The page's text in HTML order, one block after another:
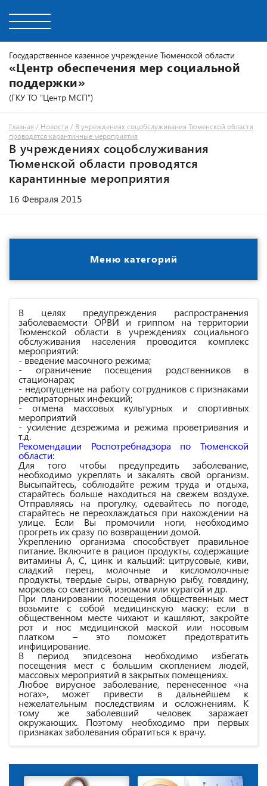
Государственное казенное учреждение Тюменской области
«Центр обеспечения мер социальной
поддержки»
(ГКУ ТО “Центр МСП”)
Главная / Новости / В учреждениях соцобслуживания Тюменской области
проводятся карантинные мероприятия
В учреждениях соцобслуживания
Тюменской области проводятся
карантинные мероприятия
16 Февраля 2015
Меню категорий
В целях предупреждения распространения
заболеваемости ОРВИ и гриппом на территории
Тюменской области в учреждениях социального
обслуживания населения проводится комплекс
мероприятий:
- введение масочного режима;
- ограничение посещения родственников в
стационарах;
- недопущение на работу сотрудников с признаками
респираторных инфекций;
- отмена массовых культурных и спортивных
мероприятий
- усиление дезрежима и режима проветривания и
т.д.
Рекомендации Роспотребнадзора по Тюменской
области:
Для того чтобы предупредить заболевание,
необходимо укреплять и закалять свой организм.
Высыпайтесь, соблюдайте режим труда и отдыха,
старайтесь больше находиться на свежем воздухе.
Отправляясь на прогулку, одевайтесь по погоде,
старайтесь не переохлаждаться при нахождении на
улице. Если Вы промочили ноги, необходимо
прогреть их сразу по возвращении домой.
Укреплению организма способствует правильное
питание. Включите в рацион продукты, содержащие
витамины А, С, цинк и кальций: цитрусовые, киви,
сладкий перец, молочные и кисломолочные
продукты, твердые сыры, отварную рыбу, говядину,
морковь со сметаной, изюмом или курагой и др.
При планировании посещения общественных мест
возьмите с собой медицинскую маску: если в
общественном месте чихают и кашляют, закройте
рот и нос медицинской маской или носовым
платком – это поможет предотвратить
инфицирование.
В период эпидсезона необходимо избегать
посещения мест с большим скоплением людей,
массовых мероприятий в закрытых помещениях.
Любое вирусное заболевание, перенесенное «на
ногах», может привести в дальнейшем к
нежелательным последствиям и осложнениям. К
тому же заболевший человек заражает
окружающих. Поэтому необходимо при первых
признаках заболевания обратиться к врачу.